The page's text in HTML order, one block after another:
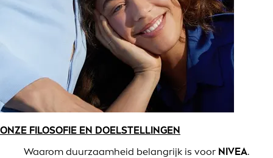
ONZE FILOSOFIE EN DOELSTELLINGEN
Waarom duurzaamheid belangrijk is voor NIVEA.